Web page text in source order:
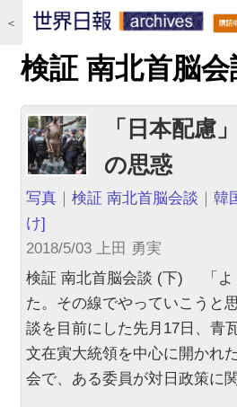
＜
検証 南北首脳
「日本配慮
の思惑
写真 ｜検証 南北首脳会談 ｜韓
け]
2018/5/03 上田 勇実
検証 南北首脳会談 (下) 「よ
た。その線でやっていこう
談を目前にした先月17日、青
文在寅大統領を中心に開かれ
会で、ある委員が対日政策に